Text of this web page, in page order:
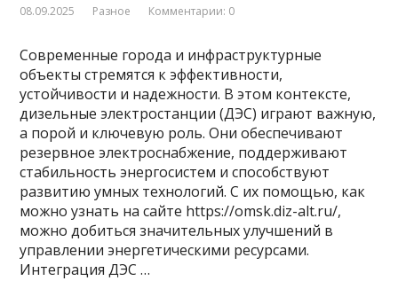
08.09.2025 Разное Комментарии: 0
Современные города и инфраструктурные
объекты стремятся к эффективности,
устойчивости и надежности. В этом контексте,
дизельные электростанции (ДЭС) играют важную,
а порой и ключевую роль. Они обеспечивают
резервное электроснабжение, поддерживают
стабильность энергосистем и способствуют
развитию умных технологий. С их помощью, как
можно узнать на сайте https://omsk.diz-alt.ru/,
можно добиться значительных улучшений в
управлении энергетическими ресурсами.
Интеграция ДЭС …